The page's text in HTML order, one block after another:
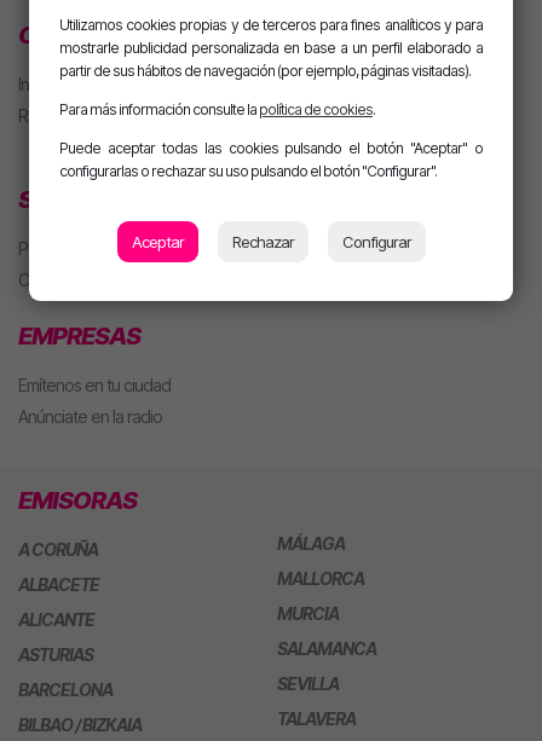
CLUB MOTIVA
Iniciar sesión
Regístrate
SECCIONES
Playlist
Concursos
EMPRESAS
Emítenos en tu ciudad
Anúnciate en la radio
EMISORAS
A CORUÑA
ALBACETE
ALICANTE
ASTURIAS
BARCELONA
BILBAO / BIZKAIA
MÁLAGA
MALLORCA
MURCIA
SALAMANCA
SEVILLA
TALAVERA
Utilizamos cookies propias y de terceros para fines analíticos y para
mostrarle publicidad personalizada en base a un perfil elaborado a
partir de sus hábitos de navegación (por ejemplo, páginas visitadas).
Para más información consulte la política de cookies.
Puede aceptar todas las cookies pulsando el botón "Aceptar" o
configurarlas o rechazar su uso pulsando el botón "Configurar".
Aceptar Rechazar Configurar